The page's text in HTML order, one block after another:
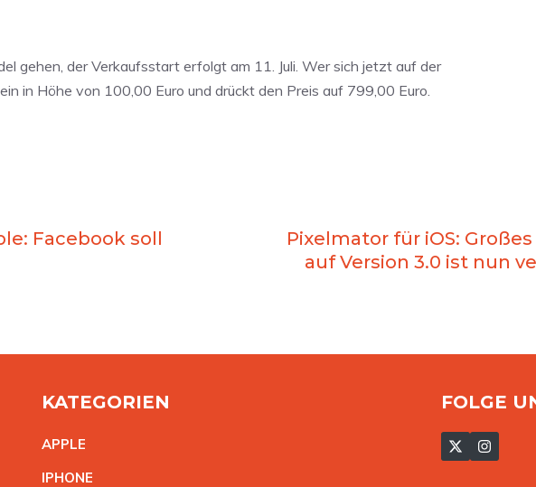
gehen, der Verkaufsstart erfolgt am 11. Juli. Wer sich jetzt auf der
in Höhe von 100,00 Euro und drückt den Preis auf 799,00 Euro.
Facebook soll
Pixelmator für iOS:
auf Version 3.0 ist nun
KATEGORIEN
APPLE
IPHONE
FOLGE